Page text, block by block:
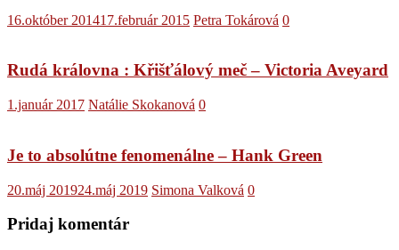
16.október 201417.február 2015 Petra Tokárová 0
Rudá královna : Křišťálový meč – Victoria Aveyard
1.január 2017 Natálie Skokanová 0
Je to absolútne fenomenálne – Hank Green
20.máj 201924.máj 2019 Simona Valková 0
Pridaj komentár